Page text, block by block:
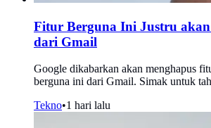
Fitur Berguna Ini Justru
dari Gmail
Google dikabarkan akan menghapus
berguna ini dari Gmail. Simak untuk
Tekno•1 hari lalu